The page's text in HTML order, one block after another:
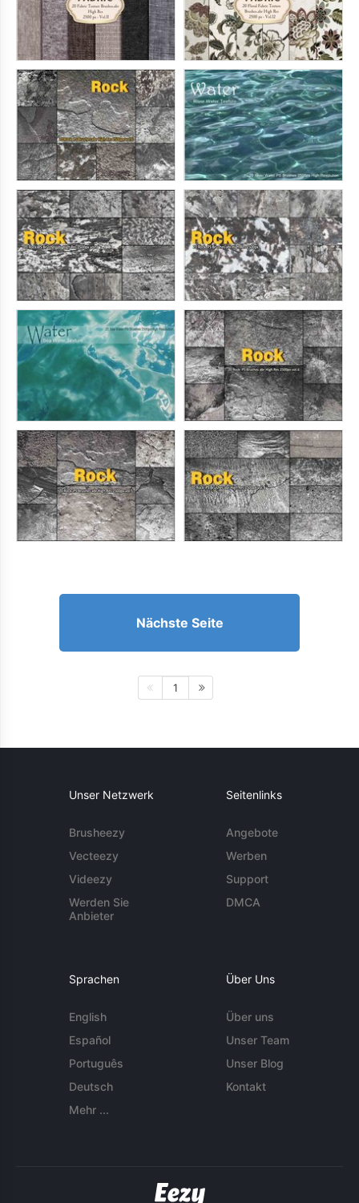
Nächste Seite
1
Unser Netzwerk
Brusheezy
Vecteezy
Videezy
Werden Sie
Anbieter
Seitenlinks
Angebote
Werben
Support
DMCA
Sprachen
English
Español
Português
Deutsch
Mehr ...
Über Uns
Über uns
Unser Team
Unser Blog
Kontakt